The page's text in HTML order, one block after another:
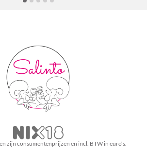
zijn consumentenprijzen en incl. BTW in euro’s.